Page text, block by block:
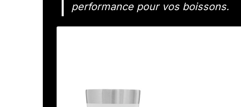
performance pour vos boissons.